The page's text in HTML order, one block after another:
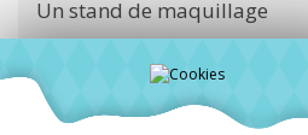
Un stand de maquillage
A 15h45, pause
On vous attend